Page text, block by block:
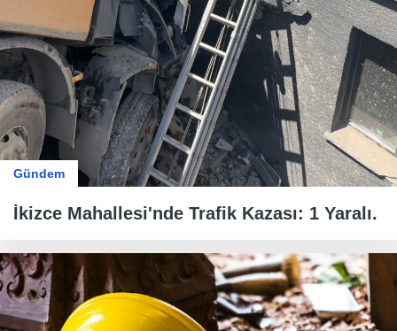
Gündem
İkizce Mahallesi'nde Trafik Kazası: 1 Yaralı.